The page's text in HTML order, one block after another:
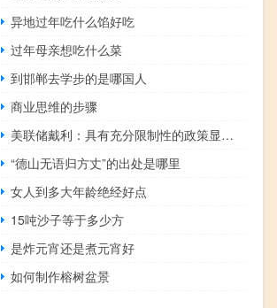
异地过年吃什么馅好吃
过年母亲想吃什么菜
到邯郸去学步的是哪国人
商业思维的步骤
美联储戴利：具有充分限制性的政策显然会降低通胀
“德山无语归方丈”的出处是哪里
女人到多大年龄绝经好点
15吨沙子等于多少方
是炸元宵还是煮元宵好
如何制作榕树盆景